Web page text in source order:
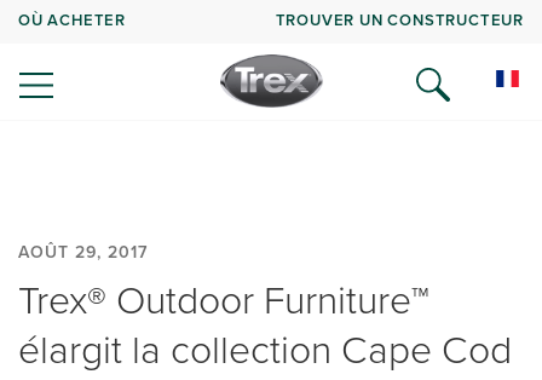
OÙ ACHETER TROUVER UN CONSTRUCTEUR
AOÛT 29, 2017
Trex® Outdoor Furniture™
élargit la collection Cape Cod